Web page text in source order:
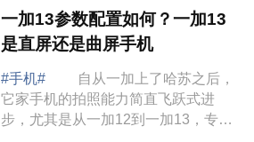
一加13参数配置如何？一加13
是直屏还是曲屏手机
#手机#
自从一加上了哈苏之后，
它家手机的拍照能力简直飞跃式进
步，尤其是从一加12到一加13，专业